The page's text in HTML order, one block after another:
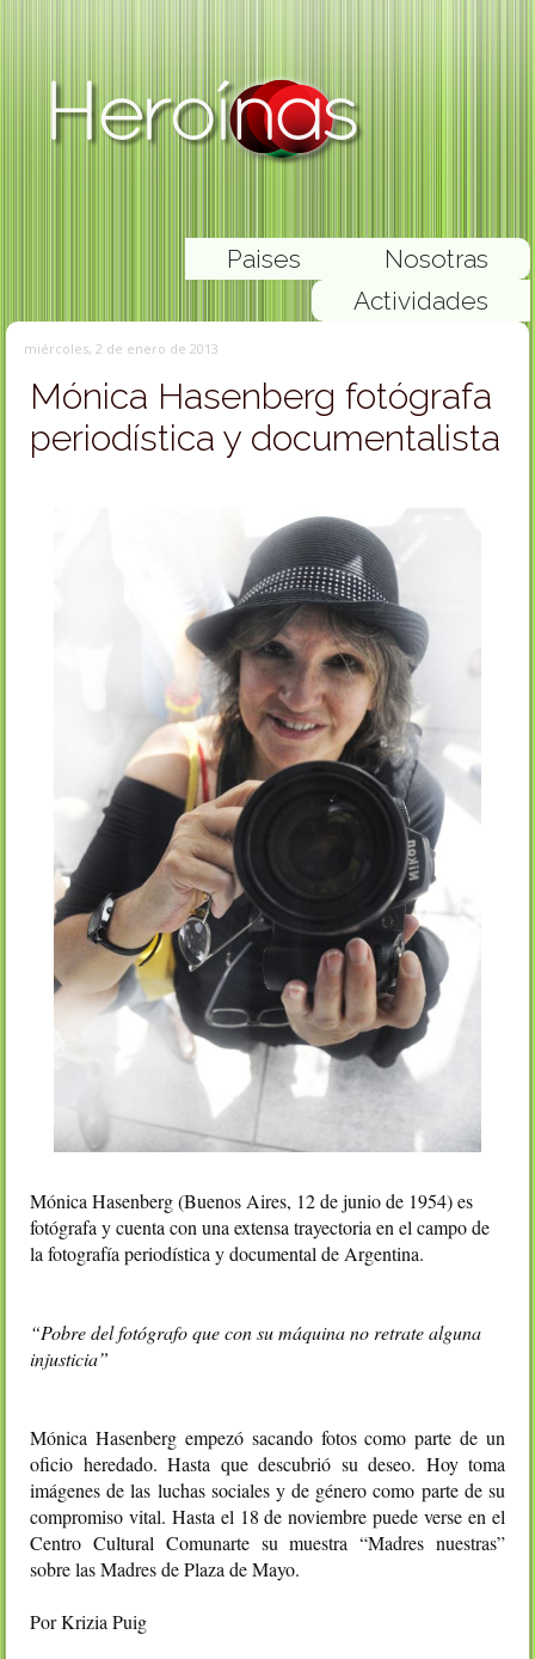
Nosotras
Paises
Actividades
miércoles, 2 de enero de 2013
Mónica Hasenberg fotógrafa
periodística y documentalista
Mónica Hasenberg (Buenos Aires, 12 de junio de 1954) es
fotógrafa y cuenta con una extensa trayectoria en el campo de
la fotografía periodística y documental de Argentina.
“Pobre del fotógrafo que con su máquina no retrate alguna
injusticia”
Mónica Hasenberg empezó sacando fotos como parte de un
oficio heredado. Hasta que descubrió su deseo. Hoy toma
imágenes de las luchas sociales y de género como parte de su
compromiso vital. Hasta el 18 de noviembre puede verse en el
Centro Cultural Comunarte su muestra “Madres nuestras”
sobre las Madres de Plaza de Mayo.
Por Krizia Puig